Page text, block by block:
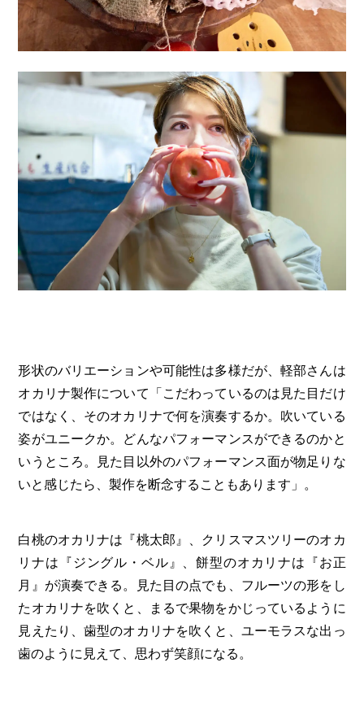
形状のバリエーションや可能性は多様だが、軽部さんは
オカリナ製作について「こだわっているのは見た目だけ
ではなく、そのオカリナで何を演奏するか。吹いている
姿がユニークか。どんなパフォーマンスができるのかと
いうところ。見た目以外のパフォーマンス面が物足りな
いと感じたら、製作を断念することもあります」。
白桃のオカリナは『桃太郎』、クリスマスツリーのオカ
リナは『ジングル・ベル』、餅型のオカリナは『お正
月』が演奏できる。見た目の点でも、フルーツの形をし
たオカリナを吹くと、まるで果物をかじっているように
見えたり、歯型のオカリナを吹くと、ユーモラスな出っ
歯のように見えて、思わず笑顔になる。